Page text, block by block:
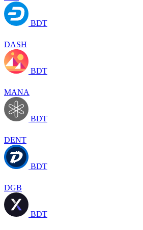
BDT
DASH
BDT
MANA
BDT
DENT
BDT
DGB
BDT